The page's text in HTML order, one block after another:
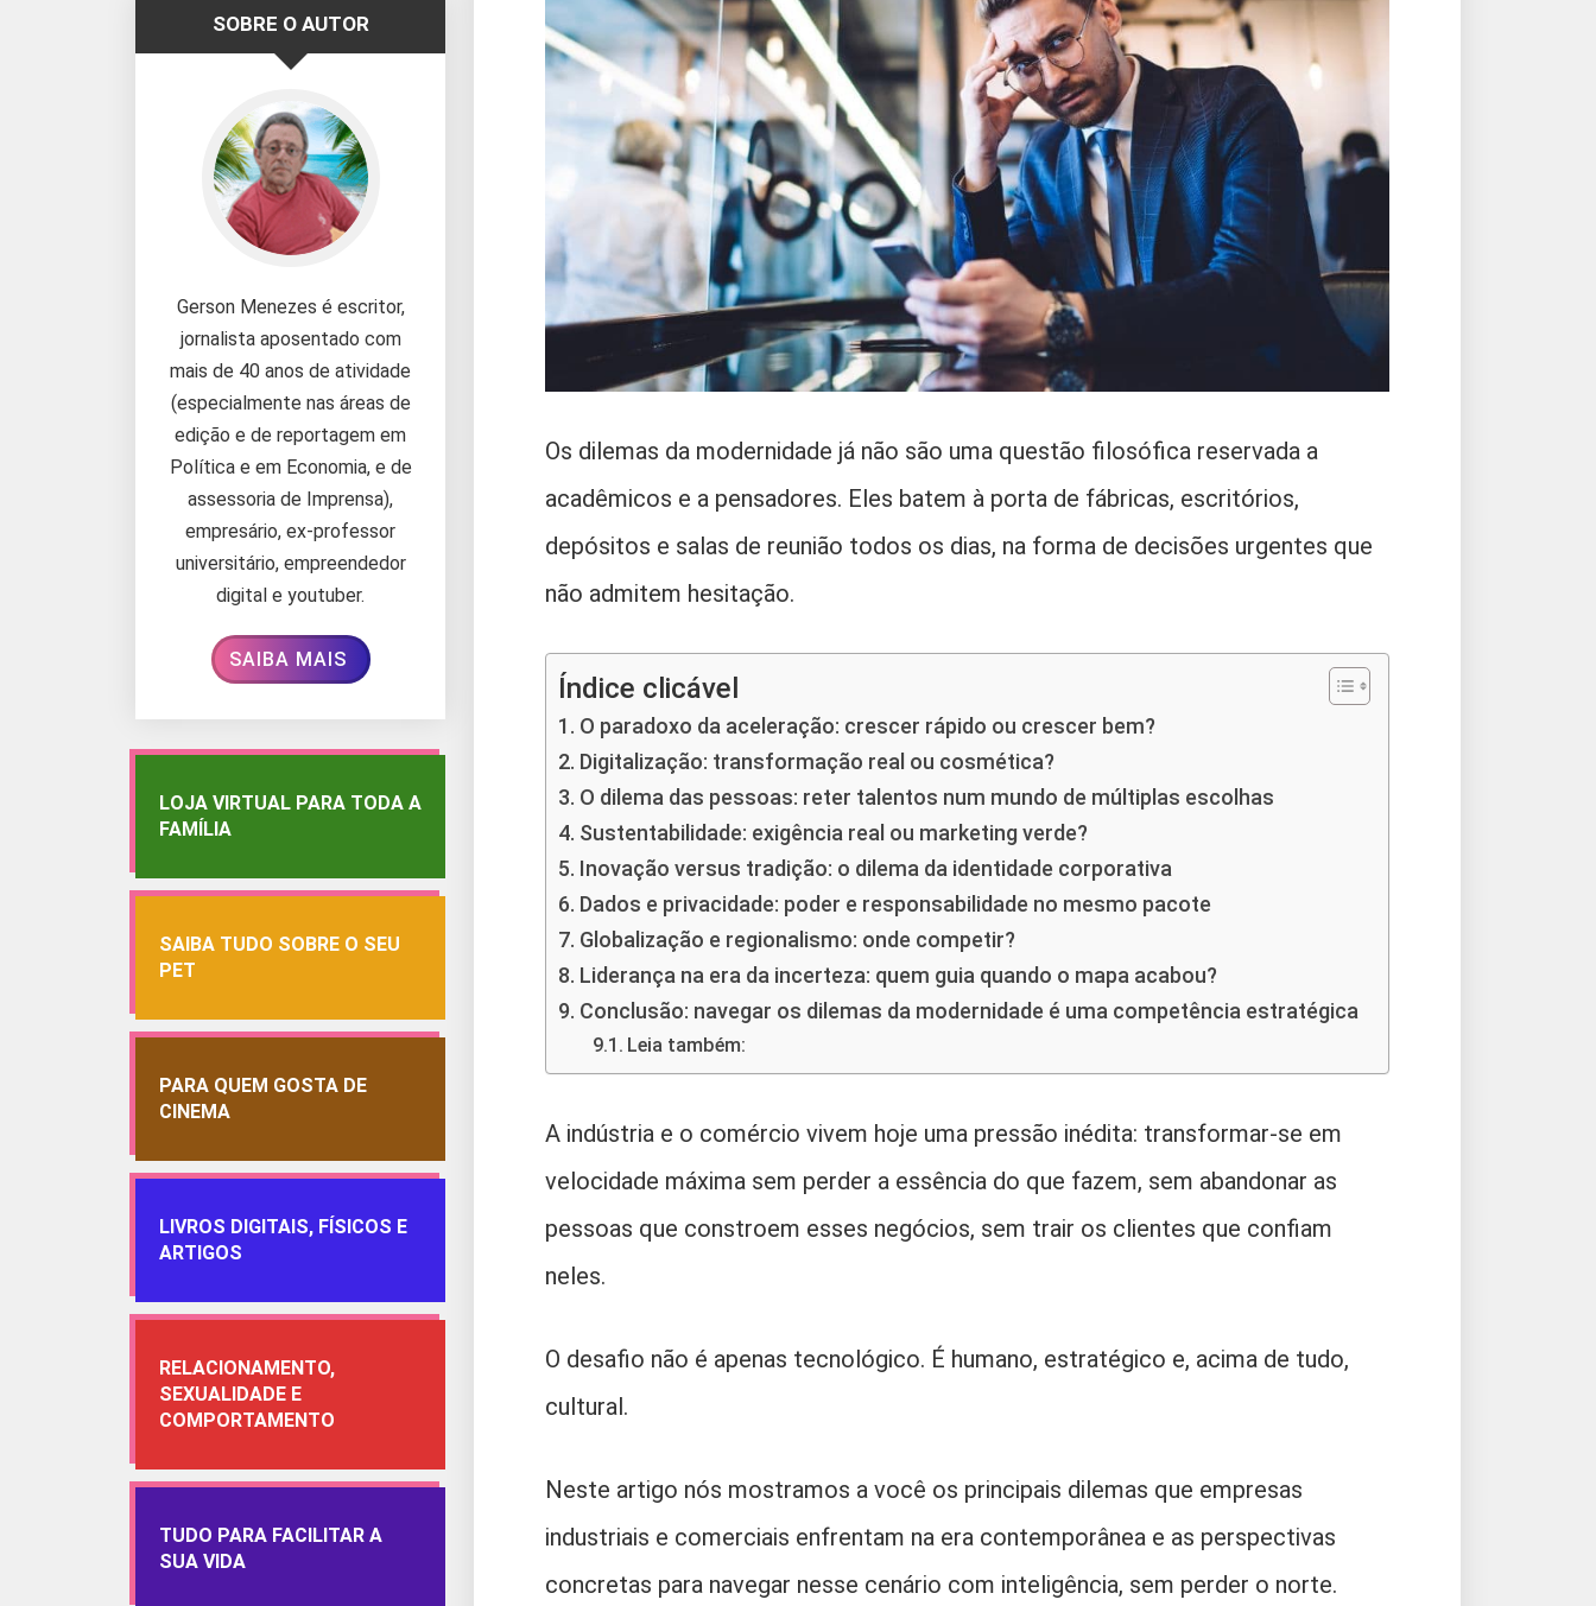
Os dilemas da modernidade já não são uma questão filosófica reservada a
acadêmicos e a pensadores. Eles batem à porta de fábricas, escritórios,
depósitos e salas de reunião todos os dias, na forma de decisões urgentes que
não admitem hesitação.
Índice clicável
O paradoxo da aceleração: crescer rápido ou crescer bem?
Digitalização: transformação real ou cosmética?
O dilema das pessoas: reter talentos num mundo de múltiplas escolhas
Sustentabilidade: exigência real ou marketing verde?
Inovação versus tradição: o dilema da identidade corporativa
Dados e privacidade: poder e responsabilidade no mesmo pacote
Globalização e regionalismo: onde competir?
Liderança na era da incerteza: quem guia quando o mapa acabou?
Conclusão: navegar os dilemas da modernidade é uma competência estratégica
Leia também:
A indústria e o comércio vivem hoje uma pressão inédita: transformar-se em
velocidade máxima sem perder a essência do que fazem, sem abandonar as
pessoas que constroem esses negócios, sem trair os clientes que confiam
neles.
O desafio não é apenas tecnológico. É humano, estratégico e, acima de tudo,
cultural.
Neste artigo nós mostramos a você os principais dilemas que empresas
industriais e comerciais enfrentam na era contemporânea e as perspectivas
concretas para navegar nesse cenário com inteligência, sem perder o norte.
SOBRE O AUTOR
Gerson Menezes é escritor,
jornalista aposentado com
mais de 40 anos de atividade
(especialmente nas áreas de
edição e de reportagem em
Política e em Economia, e de
assessoria de Imprensa),
empresário, ex-professor
universitário, empreendedor
digital e youtuber.
SAIBA MAIS
LOJA VIRTUAL PARA TODA A
FAMÍLIA
SAIBA TUDO SOBRE O SEU
PET
PARA QUEM GOSTA DE
CINEMA
LIVROS DIGITAIS, FÍSICOS E
ARTIGOS
RELACIONAMENTO,
SEXUALIDADE E
COMPORTAMENTO
TUDO PARA FACILITAR A
SUA VIDA